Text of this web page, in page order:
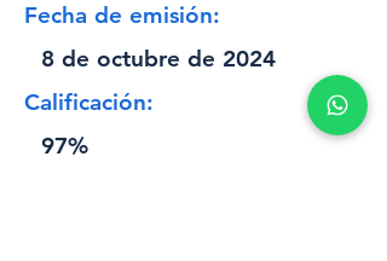
Fecha de emisión:
8 de octubre de 2024
Calificación:
97%